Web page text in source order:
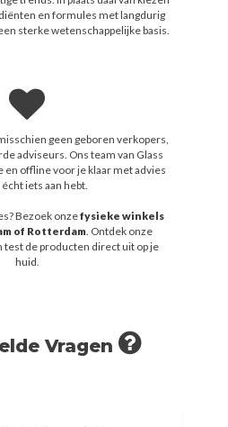
en formules met langdurig
sterke wetenschappelijke basis.
geen geboren verkopers,
adviseurs. Ons team van Glass
en offline voor je klaar met advies
iets aan hebt.
Bezoek onzefysieke winkels
of Rotterdam. Ontdek onze
test de producten direct uit op je
huid.
Vragen